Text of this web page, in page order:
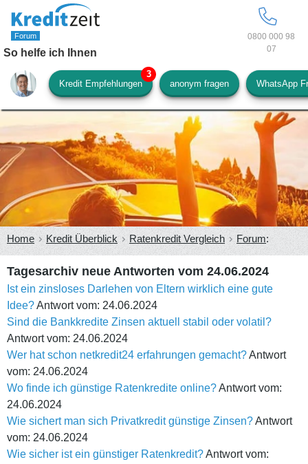
0800 000 98
07
So helfe ich Ihnen
Kredit Empfehlungen anonym fragen WhatsApp
Home Kredit Überblick Ratenkredit Vergleich Forum:
Tagesarchiv neue Antworten vom 24.06.2024
Ist ein zinsloses Darlehen von Eltern wirklich eine gute
Idee?Antwort vom: 24.06.2024
Sind die Bankkredite Zinsen aktuell stabil oder volatil?
Antwort vom: 24.06.2024
Wer hat schon netkredit24 erfahrungen gemacht?Antwort
vom: 24.06.2024
Wo finde ich günstige Ratenkredite online?Antwort vom:
24.06.2024
Wie sichert man sich Privatkredit günstige Zinsen?Antwort
vom: 24.06.2024
Wie sicher ist ein günstiger Ratenkredit?Antwort vom: